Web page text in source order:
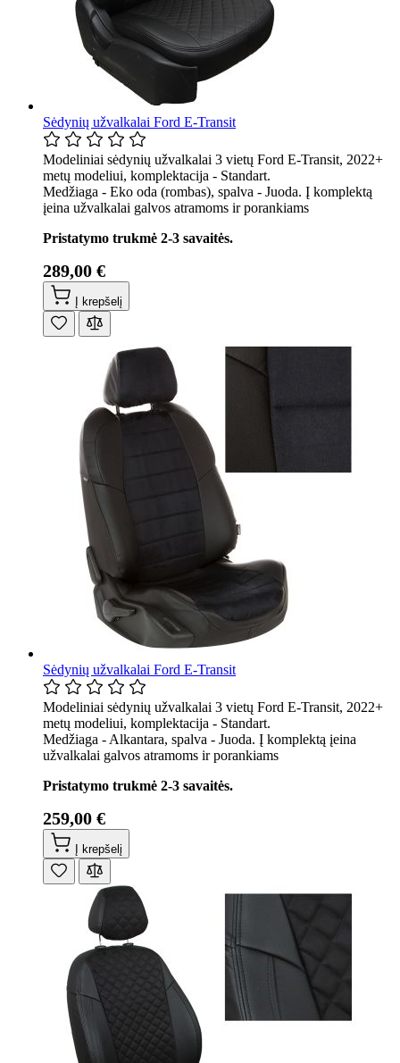
Sėdynių užvalkalai Ford E-Transit
Modeliniai sėdynių užvalkalai 3 vietų Ford E-Transit, 2022+
metų modeliui, komplektacija - Standart.
Medžiaga - Eko oda (rombas), spalva - Juoda. Į komplektą
įeina užvalkalai galvos atramoms ir porankiams
Pristatymo trukmė 2-3 savaitės.
289,00 €
Į krepšelį
Sėdynių užvalkalai Ford E-Transit
Modeliniai sėdynių užvalkalai 3 vietų Ford E-Transit, 2022+
metų modeliui, komplektacija - Standart.
Medžiaga - Alkantara, spalva - Juoda. Į komplektą įeina
užvalkalai galvos atramoms ir porankiams
Pristatymo trukmė 2-3 savaitės.
259,00 €
Į krepšelį